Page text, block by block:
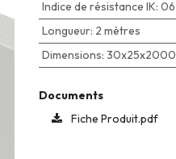
Indice de résistance IK:06
Longueur: 2 mètres
Dimensions:30x25x2000
Documents
Fiche Produit.pdf